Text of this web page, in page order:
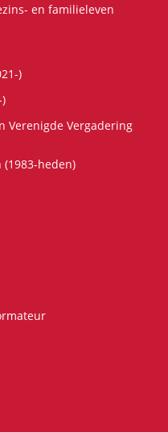
en familieleven
)
Verenigde Vergadering
heden)